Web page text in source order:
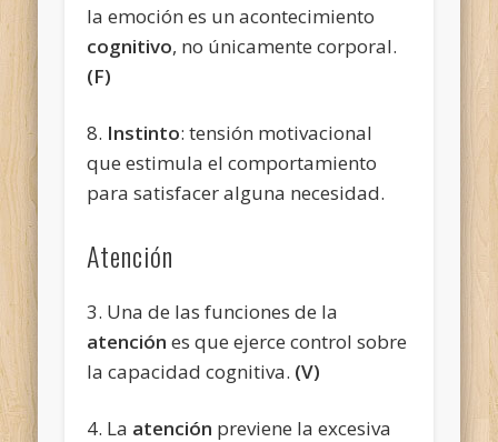
la emoción es un acontecimiento
cognitivo, no únicamente corporal.
(F)
8. Instinto: tensión motivacional
que estimula el comportamiento
para satisfacer alguna necesidad.
Atención
3. Una de las funciones de la
atención es que ejerce control sobre
la capacidad cognitiva. (V)
4. La atención previene la excesiva